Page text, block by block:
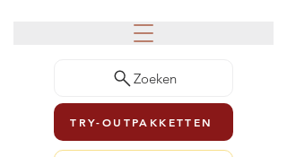
Zoeken
TRY-OUTPAKKETTEN